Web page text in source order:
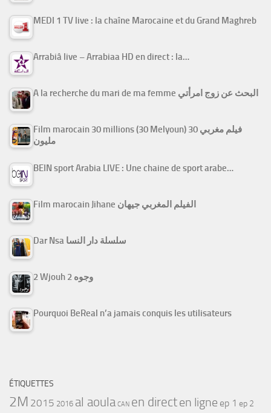
MEDI 1 TV live : la chaîne Marocaine et du Grand Maghreb
Arrabiâ live – Arrabiaa HD en direct : la…
A la recherche du mari de ma femme البحث عن زوج امرأتي
Film marocain 30 millions (30 Melyoun) فيلم مغربي 30
مليون
BEIN sport Arabia LIVE : Une chaine de sport arabe…
Film marocain Jihane الفيلم المغربي جيهان
Dar Nsa سلسلة دار النسا
2 Wjouh 2 وجوه
Pourquoi BeReal n’a jamais conquis les utilisateurs
ÉTIQUETTES
2M 2015 2016 al aoula CAN en directen ligne ep 1 ep 2